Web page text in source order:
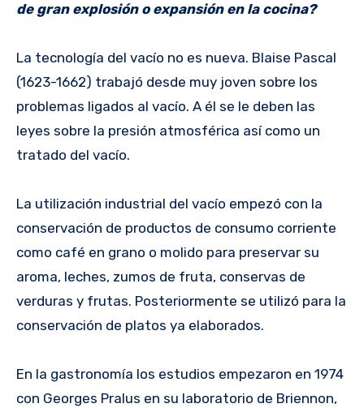
de gran explosión o expansión en la cocina?
La tecnología del vacío no es nueva. Blaise Pascal
(1623-1662) trabajó desde muy joven sobre los
problemas ligados al vacío. A él se le deben las
leyes sobre la presión atmosférica así como un
tratado del vacío.
La utilización industrial del vacío empezó con la
conservación de productos de consumo corriente
como café en grano o molido para preservar su
aroma, leches, zumos de fruta, conservas de
verduras y frutas. Posteriormente se utilizó para la
conservación de platos ya elaborados.
En la gastronomía los estudios empezaron en 1974
con Georges Pralus en su laboratorio de Briennon,